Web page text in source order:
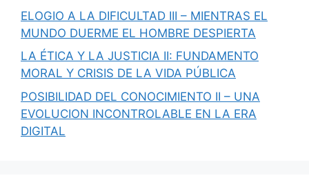
ELOGIO A LA DIFICULTAD III – MIENTRAS EL
MUNDO DUERME EL HOMBRE DESPIERTA
LA ÉTICA Y LA JUSTICIA II: FUNDAMENTO
MORAL Y CRISIS DE LA VIDA PÚBLICA
POSIBILIDAD DEL CONOCIMIENTO II – UNA
EVOLUCION INCONTROLABLE EN LA ERA
DIGITAL